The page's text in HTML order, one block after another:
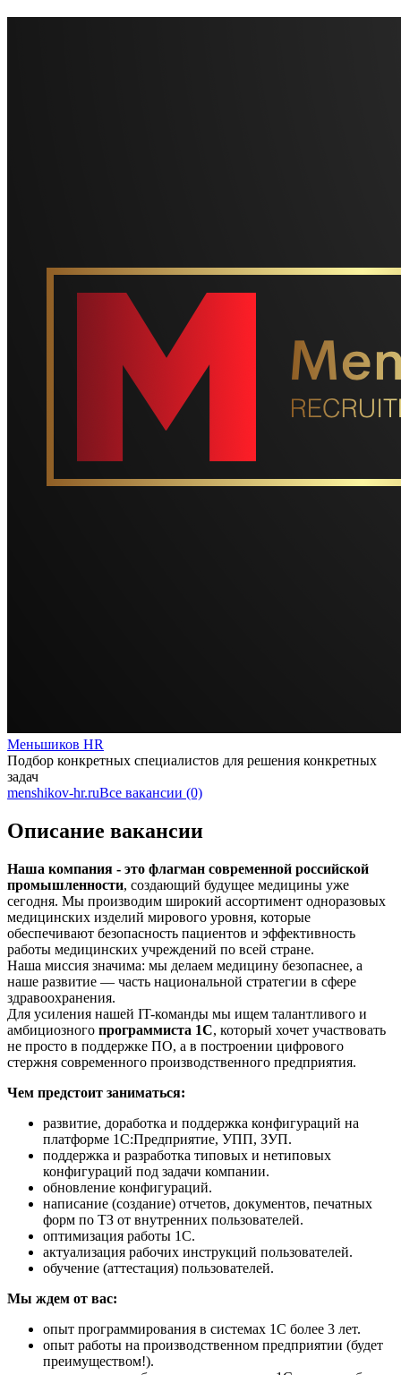
Меньшиков HR
Подбор конкретных специалистов для решения конкретных
задач
menshikov-hr.ruВсе вакансии (0)
Описание вакансии
Наша компания - это флагман современной российской
промышленности, создающий будущее медицины уже
сегодня. Мы производим широкий ассортимент одноразовых
медицинских изделий мирового уровня, которые
обеспечивают безопасность пациентов и эффективность
работы медицинских учреждений по всей стране.
Наша миссия значима: мы делаем медицину безопаснее, а
наше развитие — часть национальной стратегии в сфере
здравоохранения.
Для усиления нашей IT-команды мы ищем талантливого и
амбициозного программиста 1С, который хочет участвовать
не просто в поддержке ПО, а в построении цифрового
стержня современного производственного предприятия.
Чем предстоит заниматься:
развитие, доработка и поддержка конфигураций на
платформе 1С:Предприятие, УПП, ЗУП.
поддержка и разработка типовых и нетиповых
конфигураций под задачи компании.
обновление конфигураций.
написание (создание) отчетов, документов, печатных
форм по ТЗ от внутренних пользователей.
оптимизация работы 1С.
актуализация рабочих инструкций пользователей.
обучение (аттестация) пользователей.
Мы ждем от вас:
опыт программирования в системах 1С более 3 лет.
опыт работы на производственном предприятии (будет
преимуществом!).